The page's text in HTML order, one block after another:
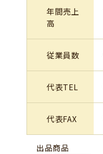
年間売上
高
従業員数
代表TEL
代表FAX
出品商品